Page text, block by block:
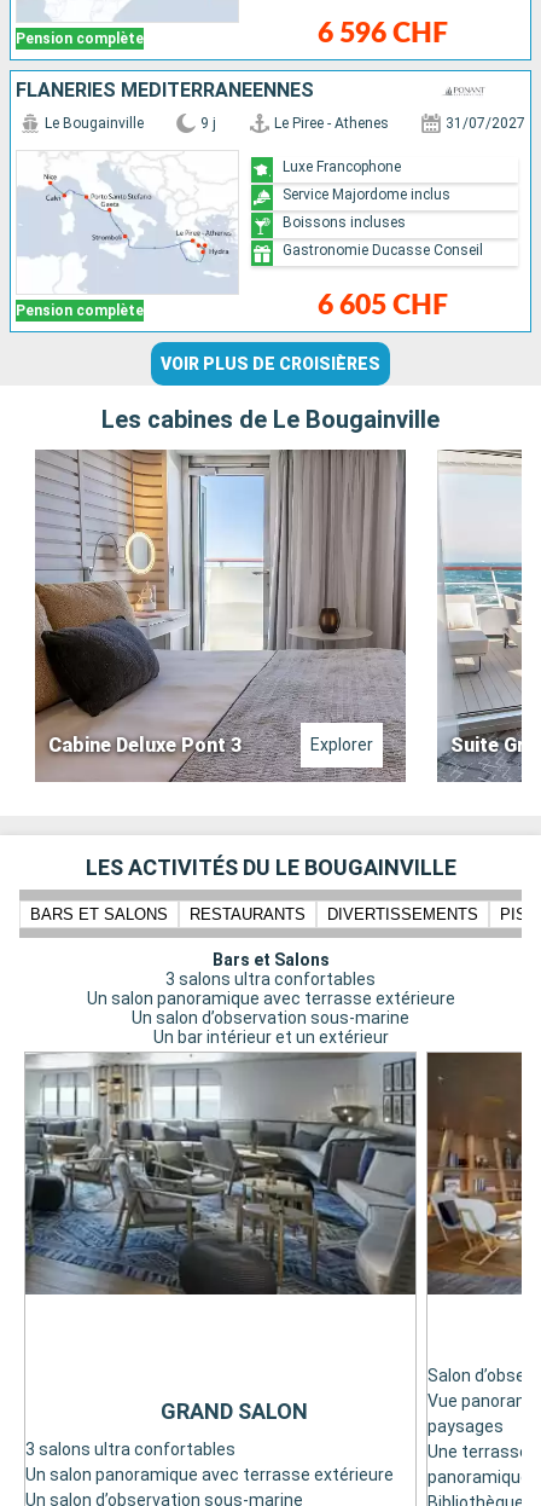
Pension complète 6 596 CHF
FLÂNERIES MÉDITERRANÉENNES
Pension complète
Le Bougainville 9 j Le Piree - Athenes 31/07/2027
6 605 CHF
Luxe Francophone
Service Majordome inclus
Boissons incluses
Gastronomie Ducasse Conseil
VOIR PLUS DE CROISIÈRES
Les cabines de Le Bougainville
Cabine Deluxe Pont 3 Explorer Suite
LES ACTIVITÉS DU LE BOUGAINVILLE
BARS ET SALONS RESTAURANTS DIVERTISSEMENTS
Bars et Salons
3 salons ultra confortables
Un salon panoramique avec terrasse extérieure
Un salon d’observation sous-marine
Un bar intérieur et un extérieur
3 salons ultra confortables
Un salon panoramique avec terrasse extérieure
Un salon d’observation sous-marine
GRAND SALON
Salon
Vue
paysages
Une terrasse
panoramique,